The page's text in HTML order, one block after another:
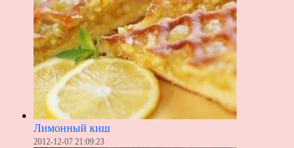
Лимонный киш
2012-12-07 21:09:23